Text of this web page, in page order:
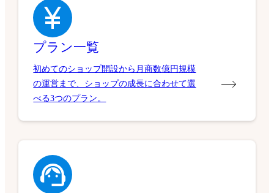
プラン一覧
初めてのショップ開設から月商数億円規模
の運営まで、ショップの成長に合わせて選
べる3つのプラン。